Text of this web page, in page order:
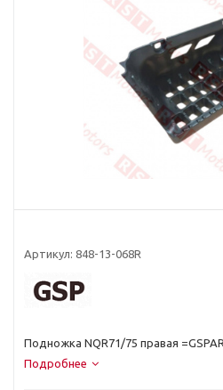
Артикул: 848-13-068R
Подножка NQR71/75 правая
Подробнее